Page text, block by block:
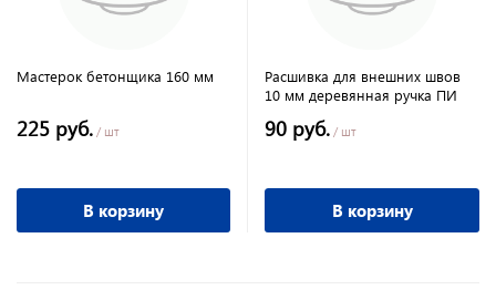
Мастерок бетонщика 160 мм
225 руб. / шт
В корзину
Расшивка для внешних швов
10 мм деревянная ручка ПИ
90 руб. / шт
В корзину